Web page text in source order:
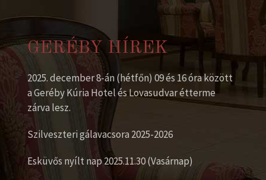
GERÉBY HÍREK
2025. december 8-án (hétfőn) 09 és 16 óra között
a Geréby Kúria Hotel és Lovasudvar étterme
zárva lesz.
Szilveszteri gálavacsora 2025-2026
Esküvős nyílt nap 2025.11.30 (Vasárnap)